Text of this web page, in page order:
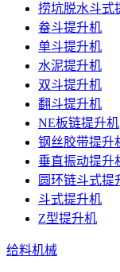
捞坑脱水斗式
畚斗提升机
单斗提升机
水泥提升机
双斗提升机
翻斗提升机
NE板链提升机
钢丝胶带提升
垂直振动提升
圆环链斗式提
斗式提升机
Z型提升机
给料机械